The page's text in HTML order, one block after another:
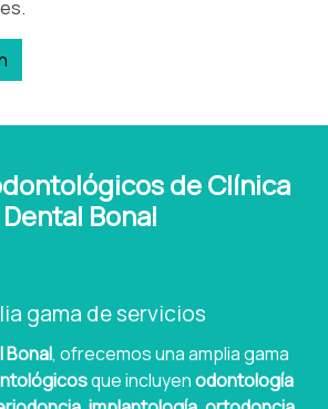
de Clínica
Dental Bonal
gama de servicios
Bonal, ofrecemos una amplia gama
que incluyenodontología